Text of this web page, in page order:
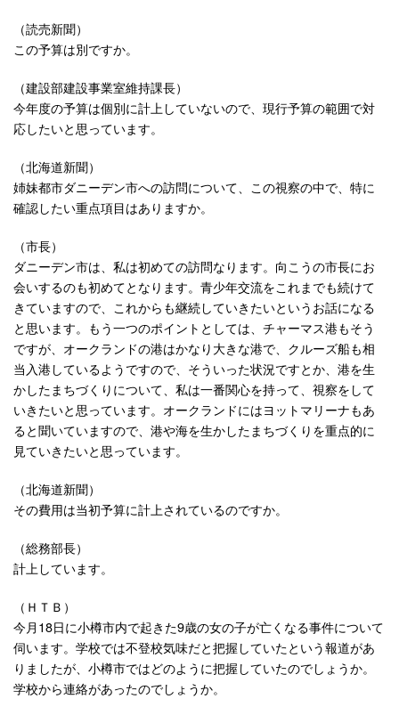
（読売新聞）
この予算は別ですか。
（建設部建設事業室維持課長）
今年度の予算は個別に計上していないので、現行予算の範囲で対
応したいと思っています。
（北海道新聞）
姉妹都市ダニーデン市への訪問について、この視察の中で、特に
確認したい重点項目はありますか。
（市長）
ダニーデン市は、私は初めての訪問なります。向こうの市長にお
会いするのも初めてとなります。青少年交流をこれまでも続けて
きていますので、これからも継続していきたいというお話になる
と思います。もう一つのポイントとしては、チャーマス港もそう
ですが、オークランドの港はかなり大きな港で、クルーズ船も相
当入港しているようですので、そういった状況ですとか、港を生
かしたまちづくりについて、私は一番関心を持って、視察をして
いきたいと思っています。オークランドにはヨットマリーナもあ
ると聞いていますので、港や海を生かしたまちづくりを重点的に
見ていきたいと思っています。
（北海道新聞）
その費用は当初予算に計上されているのですか。
（総務部長）
計上しています。
（ＨＴＢ）
今月18日に小樽市内で起きた9歳の女の子が亡くなる事件について
伺います。学校では不登校気味だと把握していたという報道があ
りましたが、小樽市ではどのように把握していたのでしょうか。
学校から連絡があったのでしょうか。